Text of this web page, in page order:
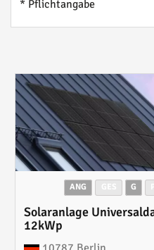
* Pflichtangabe
ANG G
Solaranlage
12kWp